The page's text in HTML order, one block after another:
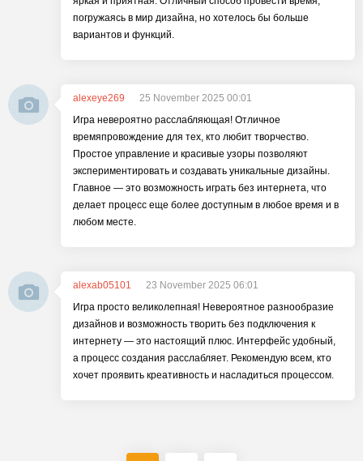
погружаясь в мир дизайна, но хотелось бы больше
вариантов и функций.
alexeye269
25 November 2025 00:01
Игра невероятно расслабляющая! Отличное
времяпровождение для тех, кто любит творчество.
Простое управление и красивые узоры позволяют
экспериментировать и создавать уникальные дизайны.
Главное — это возможность играть без интернета, что
делает процесс еще более доступным в любое время и в
любом месте.
alexab05101
23 November 2025 06:01
Игра просто великолепная! Невероятное разнообразие
дизайнов и возможность творить без подключения к
интернету — это настоящий плюс. Интерфейс удобный,
а процесс создания расслабляет. Рекомендую всем, кто
хочет проявить креативность и насладиться процессом.